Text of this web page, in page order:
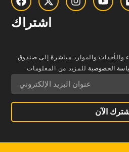
اشتراك
والأحداث والموارد مباشرةً إلى صندوق
الخصوصية
الآن